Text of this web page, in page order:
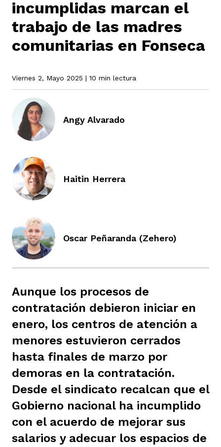
incumplidas marcan el
trabajo de las madres
comunitarias en Fonseca
Viernes 2, Mayo 2025 | 10 min lectura
Angy Alvarado
Haitin Herrera
Oscar Peñaranda (Zehero)
Aunque los procesos de
contratación debieron iniciar en
enero, los centros de atención a
menores estuvieron cerrados
hasta finales de marzo por
demoras en la contratación.
Desde el sindicato recalcan que el
Gobierno nacional ha incumplido
con el acuerdo de mejorar sus
salarios y adecuar los espacios de
de Atrato
2023
Codazzi
de Atrato
Baja
Consonante
fórmula
principios
de estilo
equipo
nuestro contenido